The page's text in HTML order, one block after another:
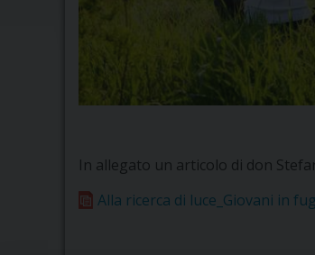
In allegato un articolo di don
Alla ricerca di luce_Giovani in